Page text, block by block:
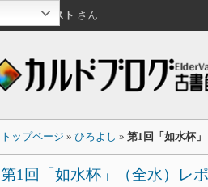
ゲスト さん
トップページ » ひろよし » 第1回「如水杯
第1回「如水杯」（全水）レ